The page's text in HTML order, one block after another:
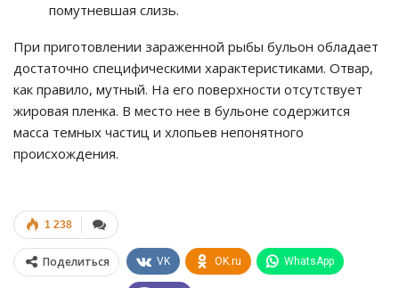
помутневшая слизь.
При приготовлении зараженной рыбы бульон обладает
достаточно специфическими характеристиками. Отвар,
как правило, мутный. На его поверхности отсутствует
жировая пленка. В место нее в бульоне содержится
масса темных частиц и хлопьев непонятного
происхождения.
1 238
Поделиться VK OK.ru WhatsApp